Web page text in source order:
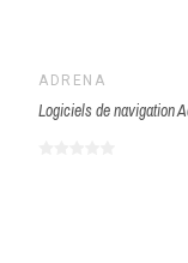
ADRENA
Logiciels de navigation